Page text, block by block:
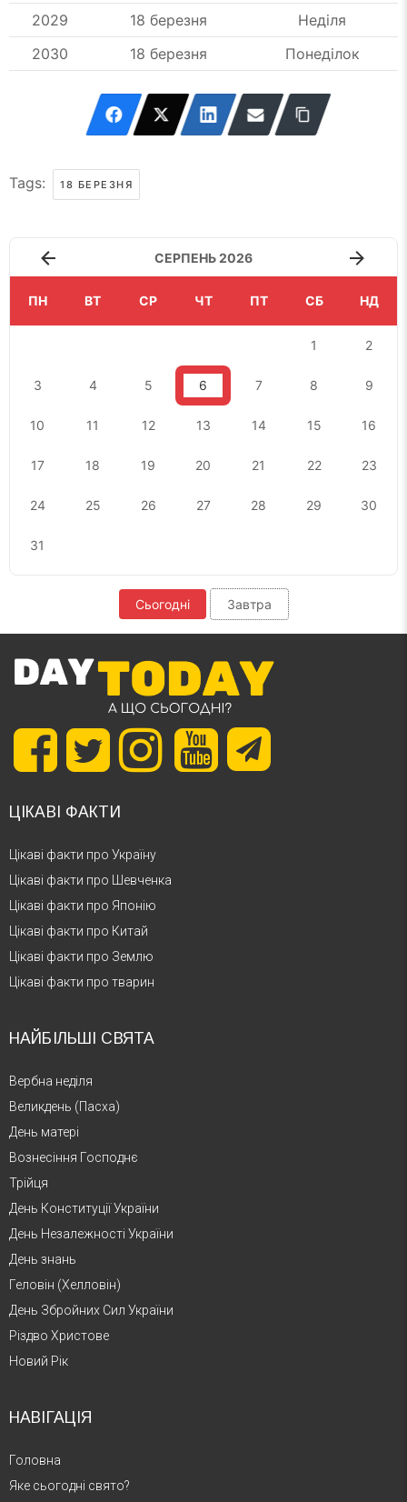
2029
18 березня
Неділя
2030
18 березня Понеділок
Tags: 18 БЕРЕЗНЯ
СЕРПЕНЬ 2026
ПН ВТ СР ЧТ ПТ СБ НД
1 2
3 4 5 6 7 8 9
10 11 12 13 14 15 16
17 18 19 20 21 22 23
24 25 26 27 28 29 30
31
Сьогодні Завтра
ЦІКАВІ ФАКТИ
Цікаві факти про Україну
Цікаві факти про Шевченка
Цікаві факти про Японію
Цікаві факти про Китай
Цікаві факти про Землю
Цікаві факти про тварин
НАЙБІЛЬШІ СВЯТА
Вербна неділя
Великдень (Пасха)
День матері
Вознесіння Господнє
Трійця
День Конституції України
День Незалежності України
День знань
Геловін (Хелловін)
День Збройних Сил України
Різдво Христове
Новий Рік
НАВІГАЦІЯ
Головна
Яке сьогодні свято?